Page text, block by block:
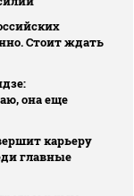
Стоит ждать
она еще
карьеру
главные